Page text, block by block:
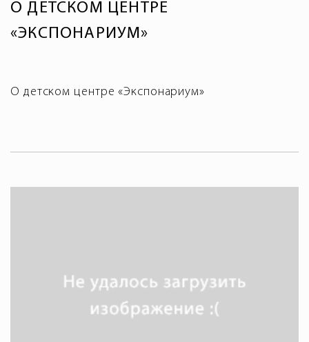
О ДЕТСКОМ ЦЕНТРЕ
«ЭКСПОНАРИУМ»
О детском центре «Экспонариум»